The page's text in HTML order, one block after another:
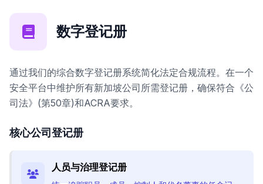
数字登记册
通过我们的综合数字登记册系统简化法定合规流程。在一个
安全平台中维护所有新加坡公司所需登记册，确保符合《公
司法》(第50章)和ACRA要求。
核心公司登记册
人员与治理登记册